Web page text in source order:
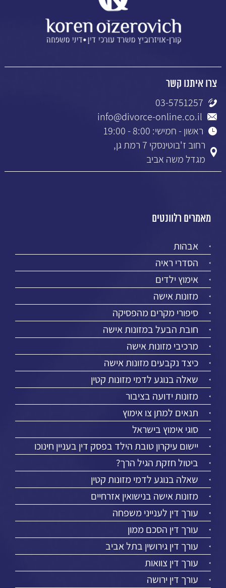
צרו איתנו קשר
03-5751257
info@divorce-online.co.il
ראשון - חמישי: 8:00 - 19:00
רחוב ז'בוטינסקי 7 רמת גן,
מגדל משה אביב
מאמרים רלוונטים
אבהות
הסדרי ראיה
אימוץ ילדים
מזונות אישה
סיפורי מקרים מהפסיקה
חובת הבעל במזונות אישה
מרכיבי מזונות אישה
כיצד נקבעים מזונות אישה
שאלה בנוגע לדמי מזונות קטין
מזונות ידועה בציבור
תנאים למתן צו אימוץ
סוגי אימוץ בישראל
יישום עיקרון טובת הילד בפסק דין בעניין חינוכו
ביטול חזקת הגיל הרך?
שאלה בנוגע לדמי מזונות קטין
מזונות אישה בנישואין אזרחיים
עורך דין לענייני משפחה
עורך דין הסכם ממון
עורך דין גירושין בתל אביב
עורך דין צוואות
עורך דין ירושה